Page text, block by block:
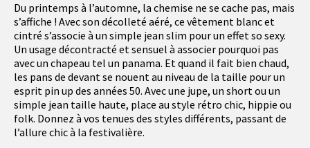
Du printemps à l’automne, la chemise ne se cache pas, mais
s’affiche ! Avec son décolleté aéré, ce vêtement blanc et
cintré s’associe à un simple jean slim pour un effet so sexy.
Un usage décontracté et sensuel à associer pourquoi pas
avec un chapeau tel un panama. Et quand il fait bien chaud,
les pans de devant se nouent au niveau de la taille pour un
esprit pin up des années 50. Avec une jupe, un short ou un
simple jean taille haute, place au style rétro chic, hippie ou
folk. Donnez à vos tenues des styles différents, passant de
l’allure chic à la festivalière.